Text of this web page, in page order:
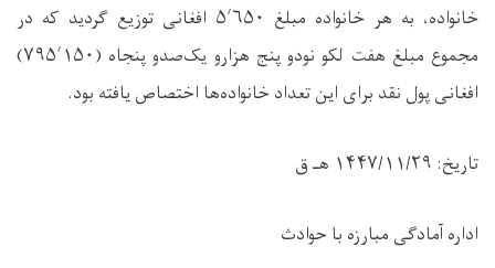
خانواده، به هر خانواده مبلغ ۵٬۶۵۰ افغانی توزیع گردید که در
مجموع مبلغ هفت لکو نودو پنج هزارو یک‌صدو پنجاه (۷۹۵٬۱۵۰)
افغانی پول نقد برای این تعداد خانواده‌ها اختصاص یافته بود.
تاریخ: ۱۴۴۷/۱۱/۲۹ هـ ق
اداره آمادگی مبارزه با حوادث